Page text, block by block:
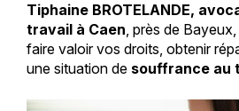
Tiphaine BROTELANDE,
travail à Caen, près de
faire valoir vos droits, obtenir
une situation de souffrance au